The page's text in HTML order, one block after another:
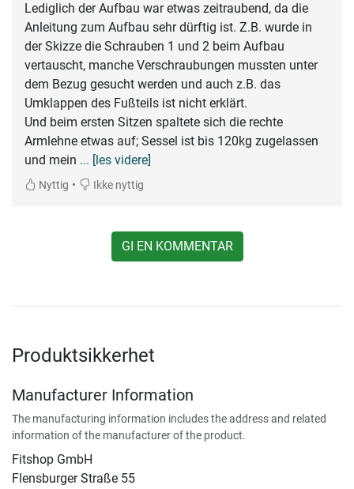
Lediglich der Aufbau war etwas zeitraubend, da die
Anleitung zum Aufbau sehr dürftig ist. Z.B. wurde in
der Skizze die Schrauben 1 und 2 beim Aufbau
vertauscht, manche Verschraubungen mussten unter
dem Bezug gesucht werden und auch z.B. das
Umklappen des Fußteils ist nicht erklärt.
Und beim ersten Sitzen spaltete sich die rechte
Armlehne etwas auf; Sessel ist bis 120kg zugelassen
und mein ... [les videre]
Nyttig • Ikke nyttig
GI EN KOMMENTAR
Produktsikkerhet
Manufacturer Information
The manufacturing information includes the address and related
information of the manufacturer of the product.
Fitshop GmbH
Flensburger Straße 55